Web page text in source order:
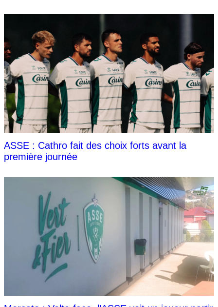
ASSE : Cathro fait des choix forts avant la
première journée